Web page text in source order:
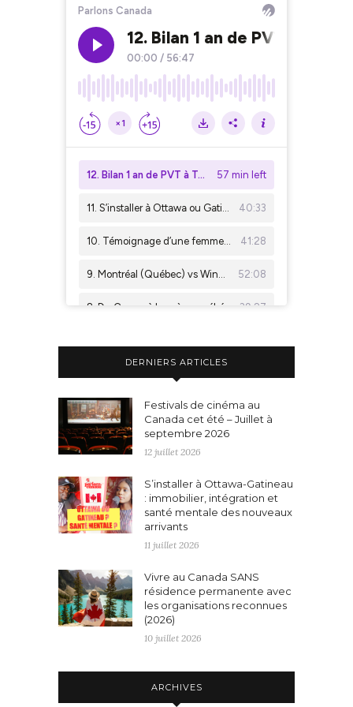
DERNIERS ARTICLES
Festivals de cinéma au
Canada cet été – Juillet à
septembre 2026
12 juillet 2026
S’installer à Ottawa-Gatineau
: immobilier, intégration et
santé mentale des nouveaux
arrivants
11 juillet 2026
Vivre au Canada SANS
résidence permanente avec
les organisations reconnues
(2026)
10 juillet 2026
ARCHIVES